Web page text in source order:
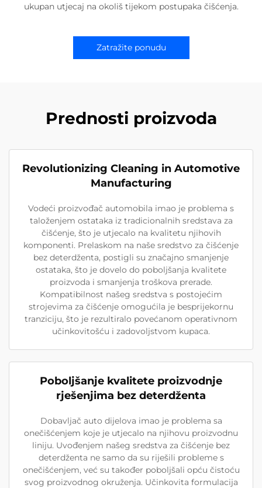
ukupan utjecaj na okoliš tijekom postupaka čišćenja.
Zatražite ponudu
Prednosti proizvoda
Revolutionizing Cleaning in Automotive
Manufacturing
Vodeći proizvođač automobila imao je problema s
taloženjem ostataka iz tradicionalnih sredstava za
čišćenje, što je utjecalo na kvalitetu njihovih
komponenti. Prelaskom na naše sredstvo za čišćenje
bez deterdženta, postigli su značajno smanjenje
ostataka, što je dovelo do poboljšanja kvalitete
proizvoda i smanjenja troškova prerade.
Kompatibilnost našeg sredstva s postojećim
strojevima za čišćenje omogućila je besprijekornu
tranziciju, što je rezultiralo povećanom operativnom
učinkovitošću i zadovoljstvom kupaca.
Poboljšanje kvalitete proizvodnje
rješenjima bez deterdženta
Dobavljač auto dijelova imao je problema sa
onečišćenjem koje je utjecalo na njihovu proizvodnu
liniju. Uvođenjem našeg sredstva za čišćenje bez
deterdženta ne samo da su riješili probleme s
onečišćenjem, već su također poboljšali opću čistoću
svog proizvodnog okruženja. Učinkovita formulacija